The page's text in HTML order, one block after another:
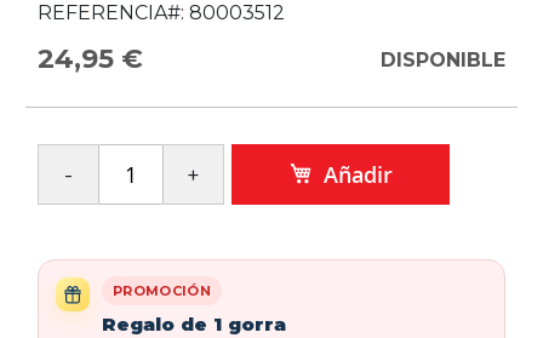
REFERENCIA#: 80003512
24,95 € DISPONIBLE
Añadir
PROMOCIÓN
Regalo de 1 gorra